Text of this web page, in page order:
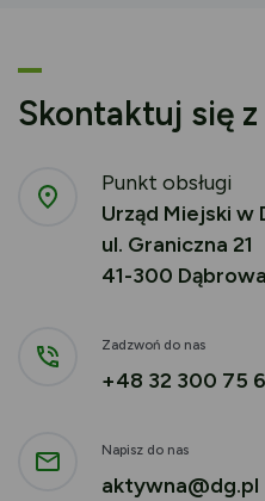
Skontaktuj się
Punkt obsługi
Urząd Miejski w
ul. Graniczna 21
41-300
Zadzwoń do nas
+48 32 300 75
Napisz do nas
aktywna@dg.pl